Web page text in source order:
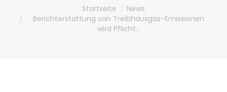
Startseite
News
Berichterstattung von Treibhausgas-Emissionen
wird Pflicht…